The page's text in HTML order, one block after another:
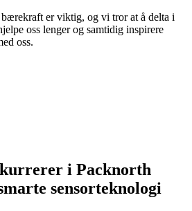
er viktig, og vi tror at å delta i
oss lenger og samtidig inspirere
oss.
i Packnorth
sensorteknologi